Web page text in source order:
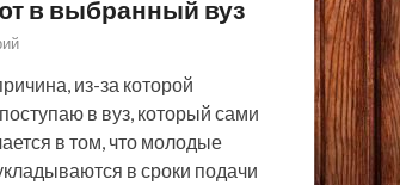
в выбранный вуз
из-за которой
в вуз, который сами
в том, что молодые
в сроки подачи